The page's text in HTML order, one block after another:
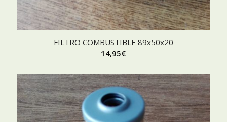
FILTRO COMBUSTIBLE 89x50x20
14,95€